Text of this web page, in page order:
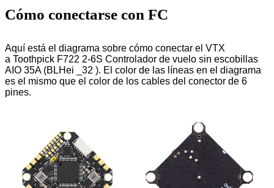
Cómo conectarse con FC
Aquí está el diagrama sobre cómo conectar el VTX
a Toothpick F722 2-6S Controlador de vuelo sin escobillas
AIO 35A (BLHei _32 ). El color de las líneas en el diagrama
es el mismo que el color de los cables del conector de 6
pines.